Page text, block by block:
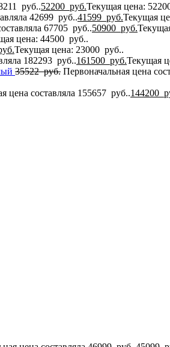
руб..52200 руб.Текущая цена:
42699 руб..41599 руб.Текущая
67705 руб..50900 руб.
цена: 44500 руб..
Текущая цена: 23000 руб..
182293 руб..161500 руб.Текущая
35522руб. Первоначальная цена
цена составляла 155657 руб..144200